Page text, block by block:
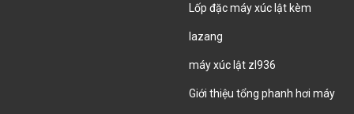
Lốp đặc máy xúc lật kèm
lazang
máy xúc lật zl936
Giới thiệu tổng phanh hơi máy